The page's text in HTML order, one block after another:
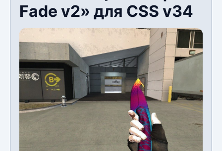
Fade v2» для CSS v34